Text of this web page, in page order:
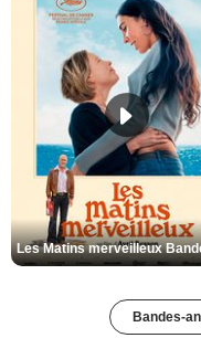
Bandes-